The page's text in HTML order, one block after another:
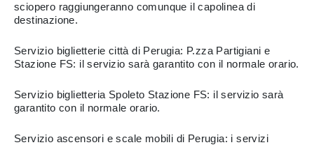
sciopero raggiungeranno comunque il capolinea di
destinazione.
Servizio biglietterie città di Perugia: P.zza Partigiani e
Stazione FS: il servizio sarà garantito con il normale orario.
Servizio biglietteria Spoleto Stazione FS: il servizio sarà
garantito con il normale orario.
Servizio ascensori e scale mobili di Perugia: i servizi